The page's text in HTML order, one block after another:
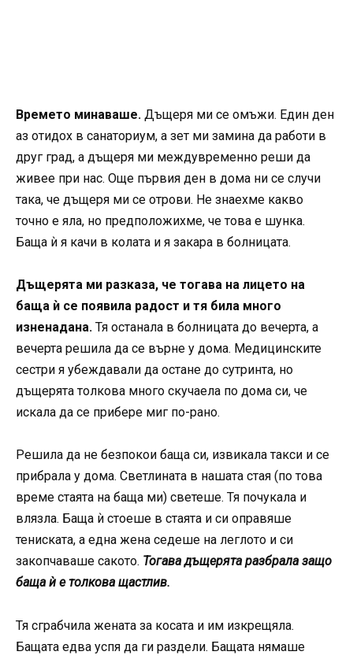
Времето минаваше. Дъщеря ми се омъжи. Един ден
аз отидох в санаториум, а зет ми замина да работи в
друг град, а дъщеря ми междувременно реши да
живее при нас. Още първия ден в дома ни се случи
така, че дъщеря ми се отрови. Не знаехме какво
точно е яла, но предположихме, че това е шунка.
Баща ѝ я качи в колата и я закара в болницата.
Дъщерята ми разказа, че тогава на лицето на
баща ѝ се появила радост и тя била много
изненадана. Тя останала в болницата до вечерта, а
вечерта решила да се върне у дома. Медицинските
сестри я убеждавали да остане до сутринта, но
дъщерята толкова много скучаела по дома си, че
искала да се прибере миг по-рано.
Решила да не безпокои баща си, извикала такси и се
прибрала у дома. Светлината в нашата стая (по това
време стаята на баща ми) светеше. Тя почукала и
влязла. Баща ѝ стоеше в стаята и си оправяше
тениската, а една жена седеше на леглото и си
закопчаваше сакото. Тогава дъщерята разбрала защо
баща ѝ е толкова щастлив.
Тя сграбчила жената за косата и им изкрещяла.
Бащата едва успя да ги раздели. Бащата нямаше